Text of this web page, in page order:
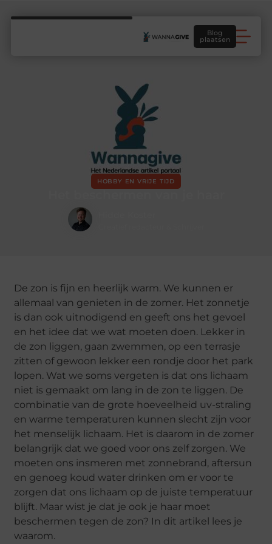
Blog
plaatsen
HOBBY EN VRIJE TIJD
De zon is fijn en heerlijk warm. We kunnen er
allemaal van genieten in de zomer. Het zonnetje
is dan ook uitnodigend en geeft ons het gevoel
en het idee dat we wat moeten doen. Lekker in
de zon liggen, gaan zwemmen, op een terrasje
zitten of gewoon lekker een rondje door het park
lopen. Wat we soms vergeten is dat ons lichaam
niet is gemaakt om lang in de zon te liggen. De
combinatie van de grote hoeveelheid uv-straling
en warme temperaturen kunnen slecht zijn voor
het menselijk lichaam. Het is daarom in de zomer
belangrijk dat we goed voor ons zelf zorgen. We
moeten ons insmeren met zonnebrand, aftersun
en genoeg koud water drinken om er voor te
zorgen dat ons lichaam op de juiste temperatuur
blijft. Maar wist je dat je ook je haar moet
beschermen tegen de zon? In dit artikel lees je
waarom.